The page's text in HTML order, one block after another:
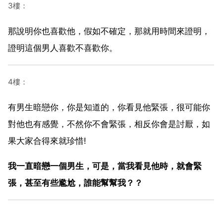
3樓：
那說明你也喜歡他，假如不確定，那就用時間來證明，
證明這個男人喜歡不喜歡你。
4樓：
有男生暗戀你，你是知道的，你看見他緊張，很可能你
對他也有感覺，不然你不會緊張，相反你會是討厭，如
果大家合得來就珍惜!
我一直暗戀一個男生，可是，當我看見他時，就會緊
張，甚至有些尷尬，誰能幫幫我？？